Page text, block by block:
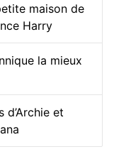
maison de
Harry
la mieux
d’Archie et